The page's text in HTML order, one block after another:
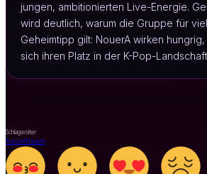
jungen, ambitionierten Live-Energie.
wird deutlich, warum die Gruppe für
Geheimtipp gilt: NouerA wirken
sich ihren Platz in der K-Pop-
Schlagwörter
KonzertNouerA